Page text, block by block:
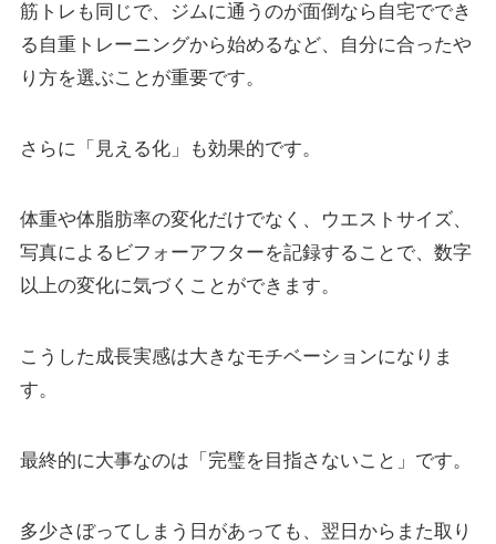
筋トレも同じで、ジムに通うのが面倒なら自宅ででき
る自重トレーニングから始めるなど、自分に合ったや
り方を選ぶことが重要です。
さらに「見える化」も効果的です。
体重や体脂肪率の変化だけでなく、ウエストサイズ、
写真によるビフォーアフターを記録することで、数字
以上の変化に気づくことができます。
こうした成長実感は大きなモチベーションになりま
す。
最終的に大事なのは「完璧を目指さないこと」です。
多少さぼってしまう日があっても、翌日からまた取り